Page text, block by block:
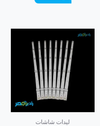
ليدات شاشات